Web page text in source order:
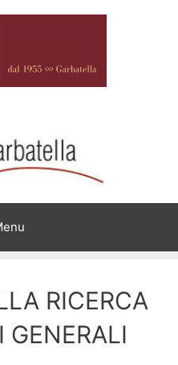
RICERCA
GENERALI